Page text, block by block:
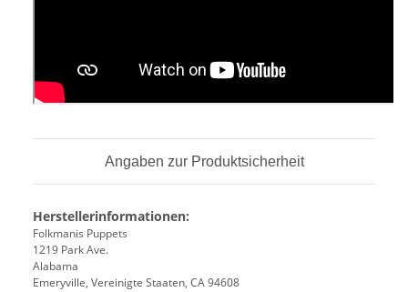
Angaben zur Produktsicherheit
Herstellerinformationen:
Folkmanis Puppets
1219 Park Ave.
Alabama
Emeryville, Vereinigte Staaten, CA 94608